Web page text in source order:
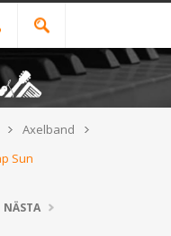
Axelband
Sun
NÄSTA